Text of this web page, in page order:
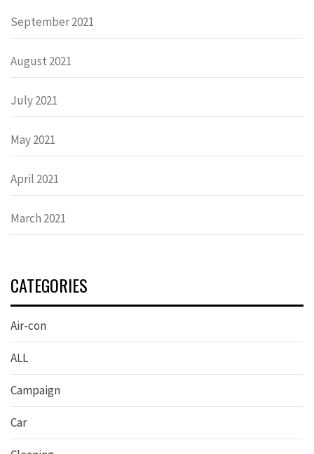
September 2021
August 2021
July 2021
May 2021
April 2021
March 2021
CATEGORIES
Air-con
ALL
Campaign
Car